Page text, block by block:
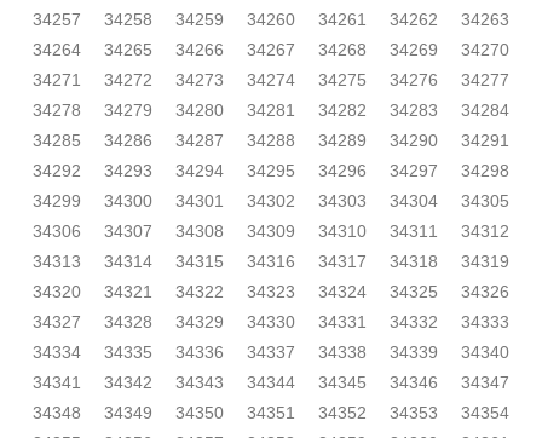
34257
34258 34259 34260 34261 34262
34263
34264
34265 34266 34267 34268 34269
34270
34271
34272 34273 34274 34275 34276
34277
34278
34279 34280 34281 34282 34283
34284
34285
34286 34287 34288 34289 34290
34291
34292
34293 34294 34295 34296 34297
34298
34299
34300 34301 34302 34303 34304
34305
34306
34307 34308 34309 34310 34311
34312
34313
34314 34315 34316 34317 34318
34319
34320
34321 34322 34323 34324 34325
34326
34327
34328 34329 34330 34331 34332
34333
34334
34335 34336 34337 34338 34339
34340
34341
34342 34343 34344 34345 34346
34347
34348
34349 34350 34351 34352 34353
34354